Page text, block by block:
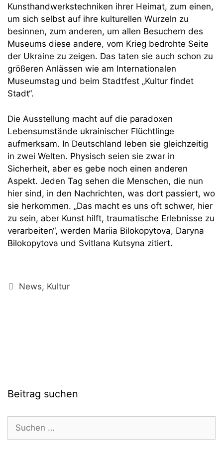
Kunsthandwerkstechniken ihrer Heimat, zum einen,
um sich selbst auf ihre kulturellen Wurzeln zu
besinnen, zum anderen, um allen Besuchern des
Museums diese andere, vom Krieg bedrohte Seite
der Ukraine zu zeigen. Das taten sie auch schon zu
größeren Anlässen wie am Internationalen
Museumstag und beim Stadtfest „Kultur findet
Stadt“.
Die Ausstellung macht auf die paradoxen
Lebensumstände ukrainischer Flüchtlinge
aufmerksam. In Deutschland leben sie gleichzeitig
in zwei Welten. Physisch seien sie zwar in
Sicherheit, aber es gebe noch einen anderen
Aspekt. Jeden Tag sehen die Menschen, die nun
hier sind, in den Nachrichten, was dort passiert, wo
sie herkommen. „Das macht es uns oft schwer, hier
zu sein, aber Kunst hilft, traumatische Erlebnisse zu
verarbeiten“, werden Mariia Bilokopytova, Daryna
Bilokopytova und Svitlana Kutsyna zitiert.
Kategorien
News, Kultur
Beitrag suchen
nach: